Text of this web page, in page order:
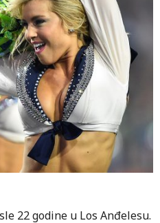
22 godine u Los Anđelesu.